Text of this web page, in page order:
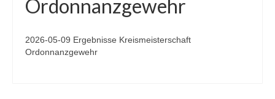
Ordonnanzgewehr
2026-05-09 Ergebnisse Kreismeisterschaft
Ordonnanzgewehr